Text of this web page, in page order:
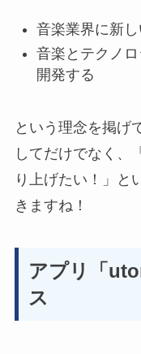
音楽業界に新
音楽とテクノ
開発する
という理念を掲げ
してだけでなく、
り上げたい！」と
きますね！
アプリ「
ス